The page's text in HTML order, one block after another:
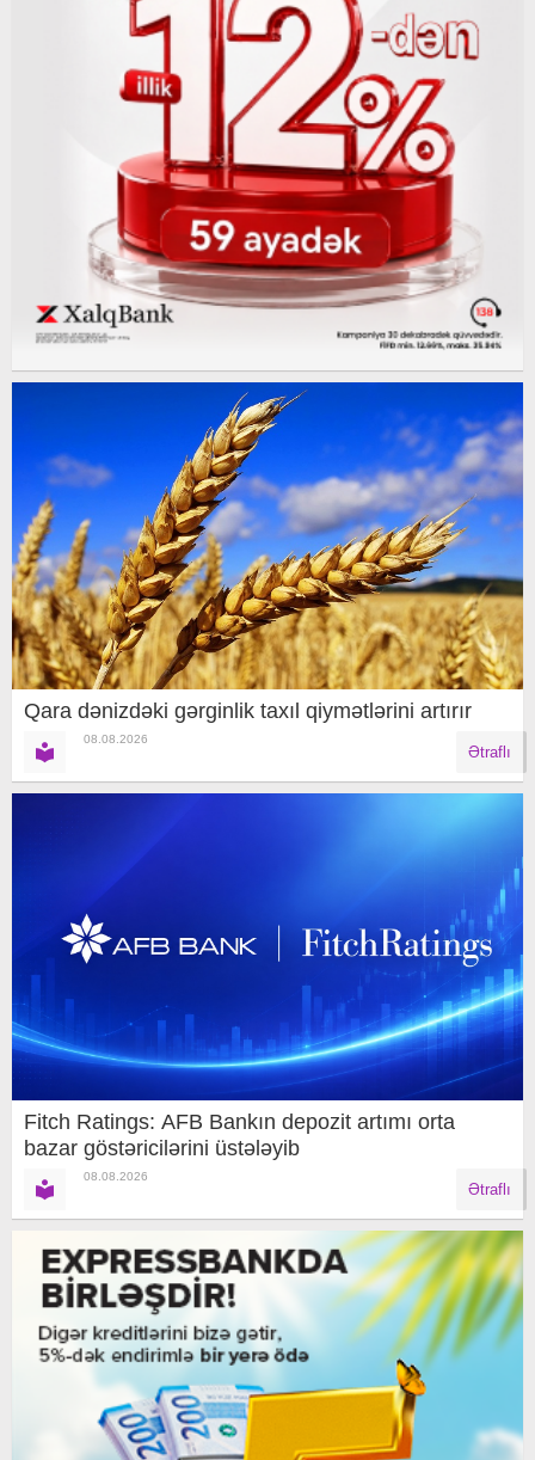
Qara dənizdəki gərginlik taxıl qiymətlərini artırır
08.08.2026
Ətraflı
Fitch Ratings: AFB Bankın depozit artımı orta
bazar göstəricilərini üstələyib
08.08.2026
Ətraflı